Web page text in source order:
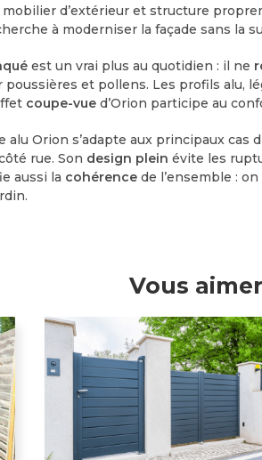
d’extérieur et structure
à moderniser la façade sans la
est un vrai plus au quotidien : il ne
et pollens. Les profils alu,
coupe-vue d’Orion participe au
alu Orion s’adapte aux principaux cas
rue. Son design plein évite les
aussi la cohérence de l’ensemble :
Vous